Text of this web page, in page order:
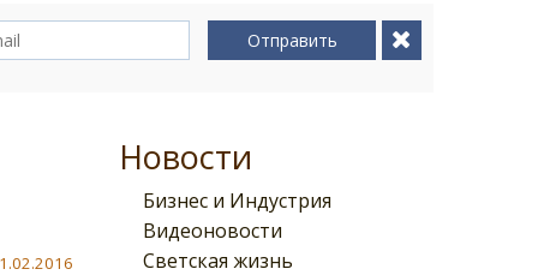
Отправить
Новости
Бизнес и Индустрия
Видеоновости
Светская жизнь